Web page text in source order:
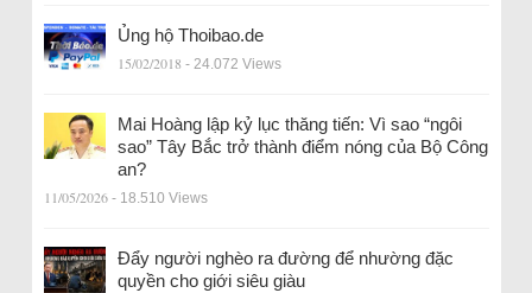
Ủng hộ Thoibao.de
15/02/2018 - 24.072 Views
Mai Hoàng lập kỷ lục thăng tiến: Vì sao “ngôi
sao” Tây Bắc trở thành điểm nóng của Bộ Công
an?
11/05/2026 - 18.510 Views
Đẩy người nghèo ra đường để nhường đặc
quyền cho giới siêu giàu